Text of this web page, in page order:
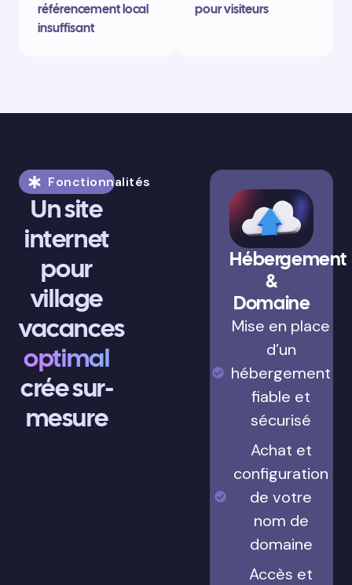
référencement local
insuffisant
pour visiteurs
Fonctionnalités
Un site
internet
pour
village
vacances
optimal
crée sur-
mesure
Hébergement
&
Domaine
Mise en place
d’un
hébergement
fiable et
sécurisé
Achat et
configuration
de votre
nom de
domaine
Accès et